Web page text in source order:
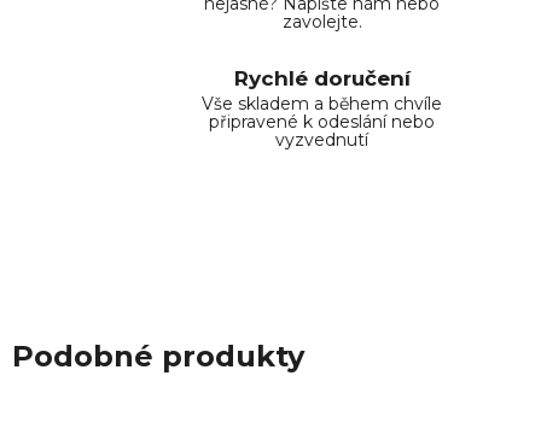
zavolejte.
Rychlé doručení
Vše skladem a během chvíle
připravené k odeslání nebo
vyzvednutí
Podobné produkty